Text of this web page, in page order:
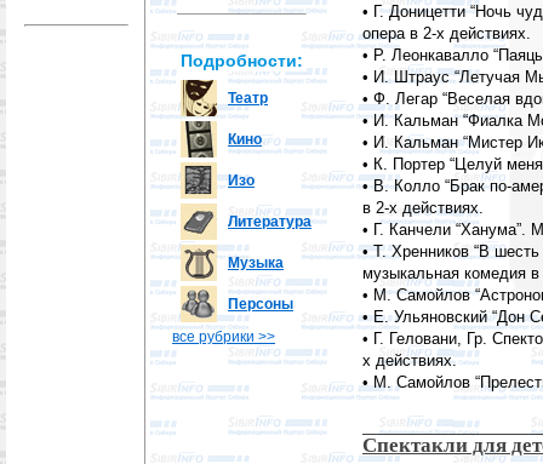
Подробности:
Театр
Кино
Изо
Литература
Музыка
Персоны
все рубрики >>
• Г. Доницетти “Ночь
опера в 2-х действиях.
• Р. Леонкавалло
• И. Штраус “Летучая
• Ф. Легар “Веселая
• И. Кальман “Фиалка
• И. Кальман “Мистер
• К. Портер “Целуй
• В. Колло “Брак по-
в 2-х действиях.
• Г. Канчели “Ханума”.
• Т. Хренников “В
музыкальная комедия в
• М. Самойлов
• Е. Ульяновский “Дон
• Г. Геловани, Гр.
х действиях.
• М. Самойлов
Спектакли для